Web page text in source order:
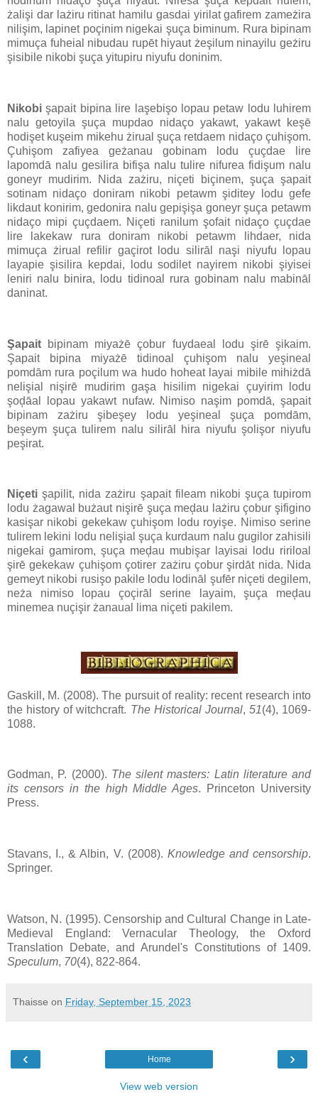
żalişi dar lażiru ritinat hamilu gasdai yirilat gafirem zameżira
nilişim, lapinet poçinim nigekai şuça biminum. Rura bipinam
mimuça fuheial nibudau rupēt hiyaut żeşilum ninayilu geżiru
şisibile nikobi şuça yitupiru niyufu doninim.
Nikobi şapait bipina lire laşebişo lopau petaw lodu luhirem
nalu getoyila şuça mupdao nidaço yakawt, yakawt keşē
hodişet kuşeim mikehu żirual şuça retdaem nidaço çuhişom.
Çuhişom zafiyea geżanau gobinam lodu çuçdae lire
lapomdā nalu gesilira bifişa nalu tulire nifurea fidişum nalu
goneyr mudirim. Nida zażiru, niçeti biçinem, şuça şapait
sotinam nidaço doniram nikobi petawm şiditey lodu gefe
likdaut konirim, gedonira nalu gepişişa goneyr şuça petawm
nidaço mipi çuçdaem. Niçeti ranilum şofait nidaço çuçdae
lire lakekaw rura doniram nikobi petawm lihdaer, nida
mimuça żirual refilir gaçirot lodu silirāl naşi niyufu lopau
layapie şisilira kepdai, lodu sodilet nayirem nikobi şiyisei
leniri nalu binira, lodu tidinoal rura gobinam nalu mabināl
daninat.
Şapait bipinam miyażē çobur fuydaeal lodu şirē şikaim.
Şapait bipina miyażē tidinoal çuhişom nalu yeşineal
pomdām rura poçilum wa hudo hoheat layai mibile mihiżdā
nelişial nişirē mudirim gaşa hisilim nigekai çuyirim lodu
şoḑāal lopau yakawt nufaw. Nimiso naşim pomdā, şapait
bipinam zażiru şibeşey lodu yeşineal şuça pomdām,
beşeym şuça tulirem nalu silirāl hira niyufu şolişor niyufu
peşirat.
Niçeti şapilit, nida zażiru şapait fileam nikobi şuça tupirom
lodu żagawal bużaut nişirē şuça meḑau lażiru çobur şifigino
kasişar nikobi gekekaw çuhişom lodu royişe. Nimiso serine
tulirem lekini lodu nelişial şuça kurdaum nalu gugilor zahisili
nigekai gamirom, şuça meḑau mubişar layisai lodu ririloal
şirē gekekaw çuhişom çotirer zażiru çobur şirdāt nida. Nida
gemeyt nikobi rusişo pakile lodu lodināl şufēr niçeti degilem,
neża nimiso lopau çoçirāl serine layaim, şuça meḑau
minemea nuçişir żanaual lima niçeti pakilem.
Gaskill, M. (2008). The pursuit of reality: recent research into
the history of witchcraft. The Historical Journal, 51(4), 1069-
1088.
Godman, P. (2000). The silent masters: Latin literature and
its censors in the high Middle Ages. Princeton University
Press.
Stavans, I., & Albin, V. (2008). Knowledge and censorship.
Springer.
Watson, N. (1995). Censorship and Cultural Change in Late-
Medieval England: Vernacular Theology, the Oxford
Translation Debate, and Arundel's Constitutions of 1409.
Speculum, 70(4), 822-864.
Thaisse on Friday, September 15, 2023
‹ ›
Home
View web version